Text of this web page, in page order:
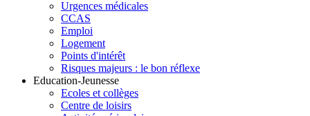
Urgences médicales
CCAS
Emploi
Logement
Points d'intérêt
Risques majeurs : le bon réflexe
Education-Jeunesse
Ecoles et collèges
Centre de loisirs